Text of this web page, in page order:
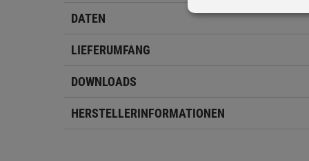
DATEN
LIEFERUMFANG
DOWNLOADS
HERSTELLERINFORMATIONEN